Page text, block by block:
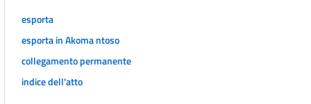
esporta
esporta in Akoma ntoso
collegamento permanente
indice dell'atto